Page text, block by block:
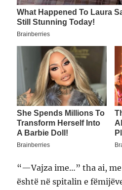
“—Vajza ime…” tha ai,
është në spitalin e